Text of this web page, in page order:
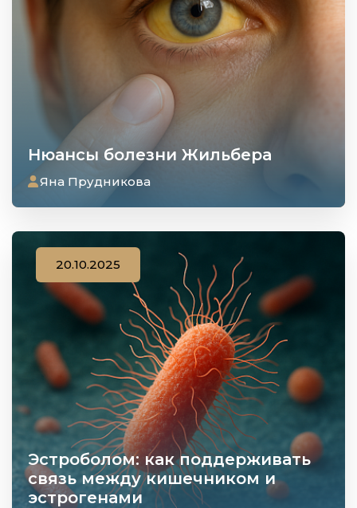
Нюансы болезни Жильбера
Яна Прудникова
Эстроболом: как поддерживать
связь между кишечником и
эстрогенами
20.10.2025